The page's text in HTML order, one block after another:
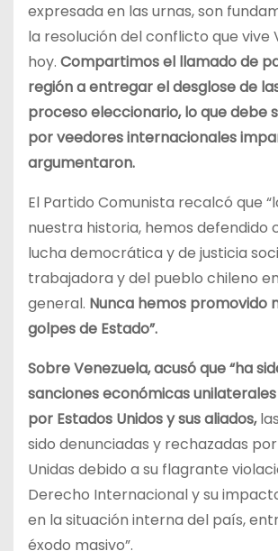
expresada en las urnas, son
la resolución del conflicto que vive
hoy. Compartimos el llamado de
región a entregar el desglose de
proceso eleccionario, lo que debe
por veedores internacionales
argumentaron.
El Partido Comunista recalcó que
nuestra historia, hemos defendido
lucha democrática y de justicia
trabajadora y del pueblo chileno en
general. Nunca hemos promovido
golpes de Estado”.
Sobre Venezuela, acusó que “ha
sanciones económicas
por Estados Unidos y sus aliados,
sido denunciadas y rechazadas
Unidas debido a su flagrante
Derecho Internacional y su
en la situación interna del país,
éxodo masivo”.